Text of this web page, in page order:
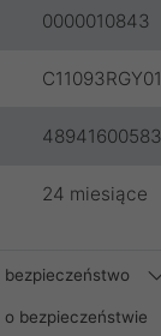
0000010843
24 miesiące
bezpieczeństwo
bezpieczeństwie